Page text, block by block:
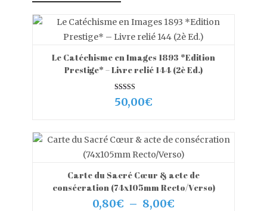
AJOUTER AU PANIER VIEW MORE
Le Catéchisme en Images 1893 *Edition
Prestige* – Livre relié 144 (2è Ed.)
Note
5.00
50,00€
CHOIX DES OPTIONS VIEW MORE
Carte du Sacré Cœur & acte de
consécration (74x105mm Recto/Verso)
0,80€ – 8,00€